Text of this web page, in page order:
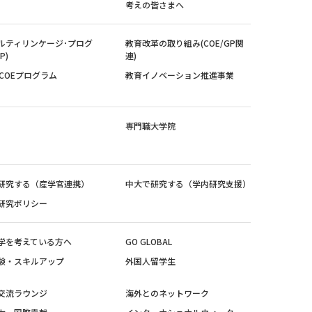
考えの皆さまへ
ティリンケージ･プログ
教育改革の取り組み(COE/GP関
連)
プログラム
教育イノベーション推進事業
専門職大学院
究する（産学官連携）
中大で研究する（学内研究支援）
究ポリシー
を考えている方へ
GO GLOBAL
・スキルアップ
外国人留学生
流ラウンジ
海外とのネットワーク